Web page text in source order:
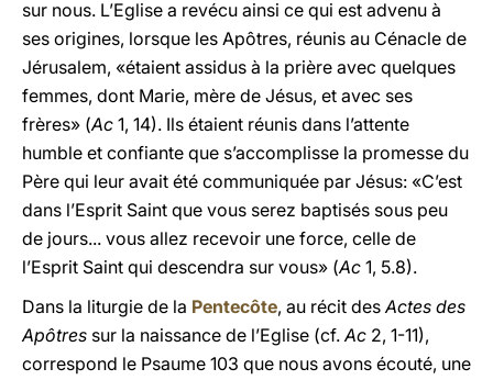
sur nous. L’Eglise a revécu ainsi ce qui est advenu à
ses origines, lorsque les Apôtres, réunis au Cénacle de
Jérusalem, «étaient assidus à la prière avec quelques
femmes, dont Marie, mère de Jésus, et avec ses
frères» (Ac 1, 14). Ils étaient réunis dans l’attente
humble et confiante que s’accomplisse la promesse du
Père qui leur avait été communiquée par Jésus: «C’est
dans l’Esprit Saint que vous serez baptisés sous peu
de jours... vous allez recevoir une force, celle de
l’Esprit Saint qui descendra sur vous» (Ac 1, 5.8).
Dans la liturgie de la Pentecôte, au récit desActes des
Apôtres sur la naissance de l’Eglise (cf.Ac 2, 1-11),
correspond le Psaume 103 que nous avons écouté, une